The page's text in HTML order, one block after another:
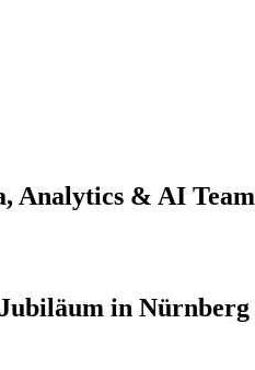
Analytics & AI Team
in Nürnberg